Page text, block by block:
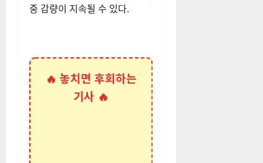
기 위해서는 인슐린 저항성을
과정이 선행돼야 한다. 현재 신
체의 대사 상태를 정밀하게 분
석하고 그에 맞춘 단계적 접근
을 시행할 때 비로소 건강한 체
중 감량이 지속될 수 있다.